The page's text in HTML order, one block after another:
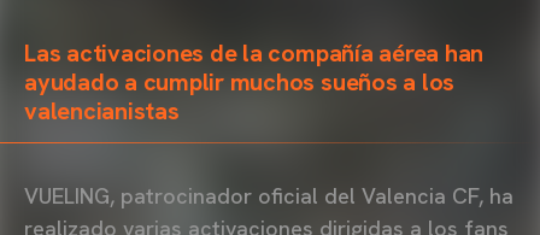
Las activaciones de la compañía aérea han
ayudado a cumplir muchos sueños a los
valencianistas
VUELING, patrocinador oficial del Valencia CF, ha
realizado varias activaciones dirigidas a los fans